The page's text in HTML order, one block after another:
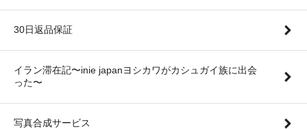
30日返品保証
イラン滞在記〜inie japanヨシカワがカシュガイ族に出会
った〜
写真合成サービス